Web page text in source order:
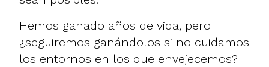
Hemos ganado años de vida, pero
¿seguiremos ganándolos si no cuidamos
los entornos en los que envejecemos?